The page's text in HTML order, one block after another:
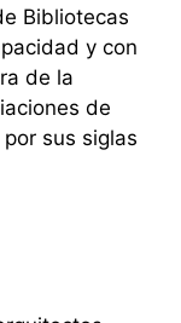
Bibliotecas
y con
de la
de
sus siglas